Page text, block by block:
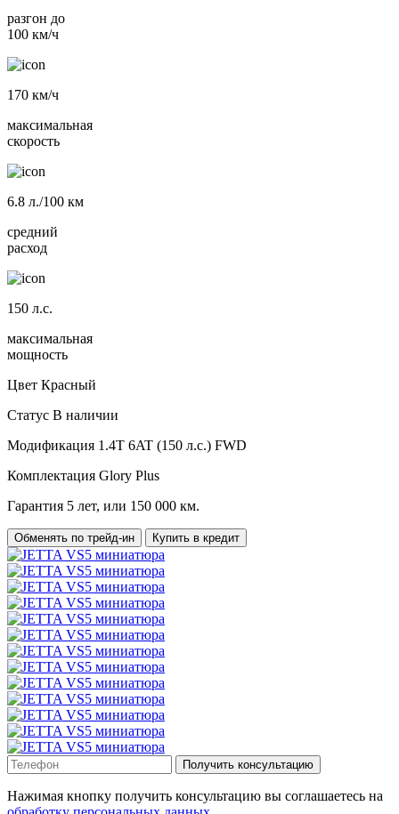
разгон до
100 км/ч
170 км/ч
максимальная
скорость
6.8 л./100 км
средний
расход
150 л.с.
максимальная
мощность
Цвет Красный
Статус В наличии
Модификация 1.4T 6AT (150 л.с.) FWD
Комплектация Glory Plus
Гарантия 5 лет, или 150 000 км.
Обменять по трейд-ин Купить в кредит
Получить консультацию
Нажимая кнопку получить консультацию вы соглашаетесь на